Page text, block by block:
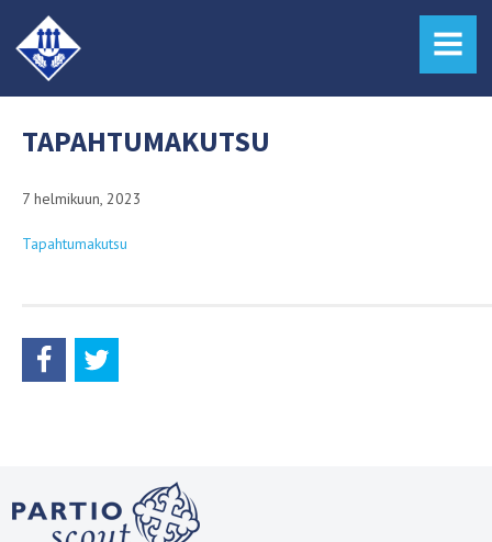
MENU
TAPAHTUMAKUTSU
7 helmikuun, 2023
Tapahtumakutsu